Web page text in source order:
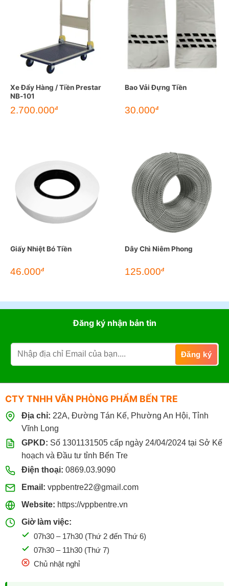
Xe Đẩy Hàng / Tiền Prestar
NB-101
2.700.000đ
Bao Vải Đựng Tiền
30.000đ
Giấy Nhiệt Bó Tiền
46.000đ
Dây Chì Niêm Phong
125.000đ
Đăng ký nhận bản tin
CTY TNHH VĂN PHÒNG PHẨM BẾN TRE
Địa chỉ: 22A, Đường Tán Kế, Phường An Hội, Tỉnh
Vĩnh Long
GPKD: Số 1301131505 cấp ngày 24/04/2024 tại Sở Kế
hoạch và Đầu tư tỉnh Bến Tre
Điện thoại: 0869.03.9090
Email: vppbentre22@gmail.com
Website: https://vppbentre.vn
Giờ làm việc:
07h30 – 17h30 (Thứ 2 đến Thứ 6)
07h30 – 11h30 (Thứ 7)
Chủ nhật nghỉ